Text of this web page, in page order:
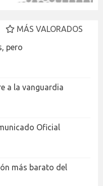
MÁS VALORADOS
pero
a la vanguardia
Oficial
más barato del